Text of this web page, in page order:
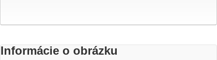
Informácie o obrázku